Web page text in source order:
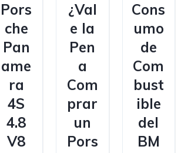
Pors
che
Pan
ame
ra
4S
4.8
V8
¿Val
e la
Pen
a
Com
prar
un
Pors
Cons
umo
de
Com
bust
ible
del
BM